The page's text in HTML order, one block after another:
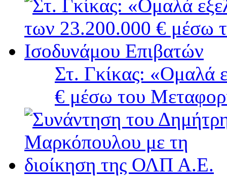
Στ. Γκίκας: «Ομαλά
€ μέσω του